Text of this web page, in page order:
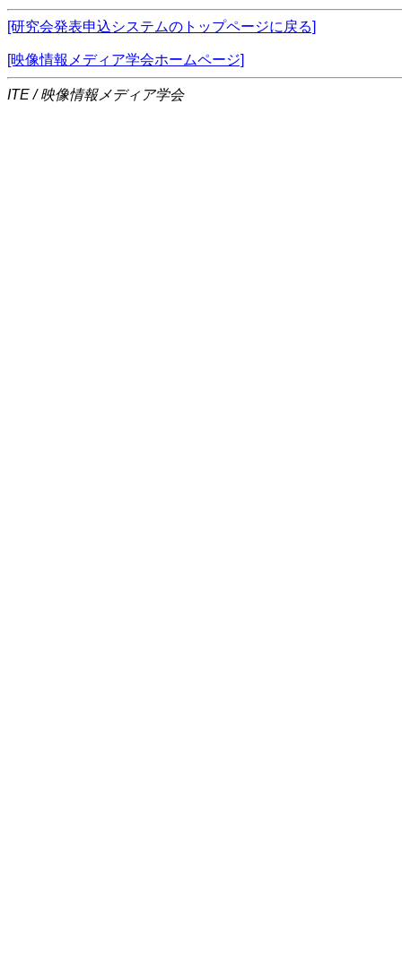
[研究会発表申込システムのトップページに戻る]
[映像情報メディア学会ホームページ]
ITE / 映像情報メディア学会